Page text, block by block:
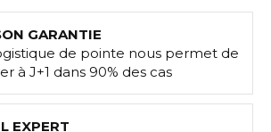
GARANTIE
de pointe nous permet de
à J+1 dans 90% des cas
EXPERT